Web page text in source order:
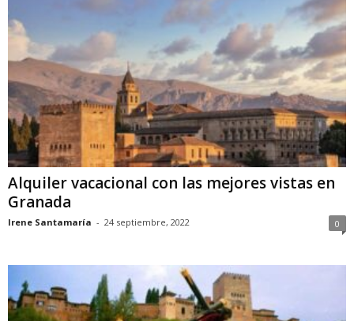
Alquiler vacacional con las mejores vistas en
Granada
Irene Santamaría - 24 septiembre, 2022 0